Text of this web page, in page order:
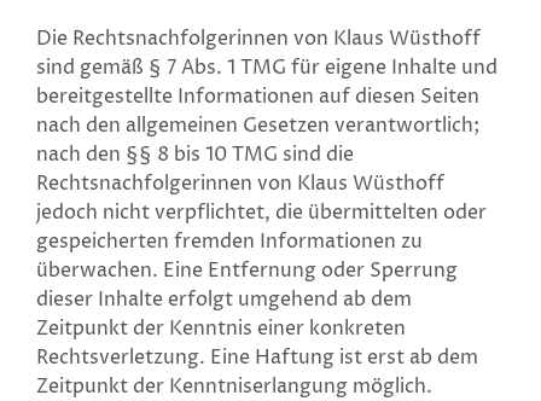
Die Rechtsnachfolgerinnen von Klaus Wüsthoff
sind gemäß § 7 Abs. 1 TMG für eigene Inhalte und
bereitgestellte Informationen auf diesen Seiten
nach den allgemeinen Gesetzen verantwortlich;
nach den §§ 8 bis 10 TMG sind die
Rechtsnachfolgerinnen von Klaus Wüsthoff
jedoch nicht verpflichtet, die übermittelten oder
gespeicherten fremden Informationen zu
überwachen. Eine Entfernung oder Sperrung
dieser Inhalte erfolgt umgehend ab dem
Zeitpunkt der Kenntnis einer konkreten
Rechtsverletzung. Eine Haftung ist erst ab dem
Zeitpunkt der Kenntniserlangung möglich.